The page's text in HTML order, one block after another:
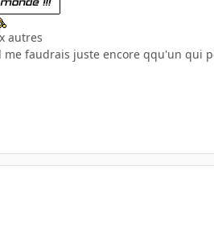
autres
faudrais juste encore qqu'un qui